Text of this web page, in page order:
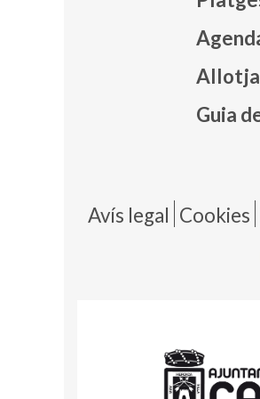
Guia
Avís legal Cookies